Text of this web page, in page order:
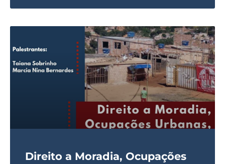
Direito a Moradia, Ocupações